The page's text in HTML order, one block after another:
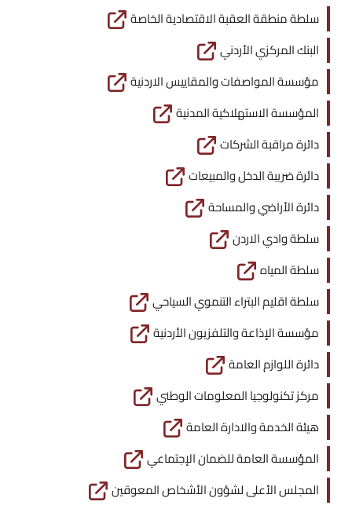
سلطة منطقة العقبة الاقتصادية الخاصة
البنك المركزي الأردني
مؤسسة المواصفات والمقاييس الاردنية
المؤسسة الاستهلاكية المدنية
دائرة مراقبة الشركات
دائرة ضريبة الدخل والمبيعات
دائرة الأراضي والمساحة
سلطة وادي الاردن
سلطة المياه
سلطة اقليم البتراء التنموي السياحي
مؤسسة الإذاعة والتلفزيون الأردنية
دائرة اللوازم العامة
مركز تكنولوجيا المعلومات الوطني
هيئة الخدمة والادارة العامة
المؤسسة العامة للضمان الإجتماعي
المجلس الأعلى لشؤون الأشخاص المعوقين